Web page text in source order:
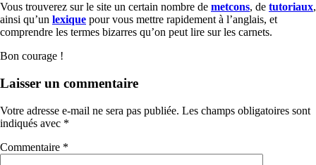
Vous trouverez sur le site un certain nombre de metcons, de tutoriaux,
ainsi qu’un lexique pour vous mettre rapidement à l’anglais, et
comprendre les termes bizarres qu’on peut lire sur les carnets.
Bon courage !
Laisser un commentaire
Votre adresse e-mail ne sera pas publiée. Les champs obligatoires sont
indiqués avec *
Commentaire *